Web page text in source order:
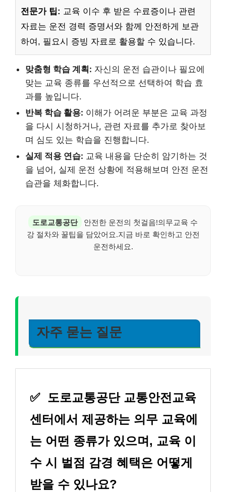
전문가 팁: 교육 이수 후 받은 수료증이나 관련
자료는 운전 경력 증명서와 함께 안전하게 보관
하여, 필요시 증빙 자료로 활용할 수 있습니다.
맞춤형 학습 계획: 자신의 운전 습관이나 필요에
맞는 교육 종류를 우선적으로 선택하여 학습 효
과를 높입니다.
반복 학습 활용: 이해가 어려운 부분은 교육 과정
을 다시 시청하거나, 관련 자료를 추가로 찾아보
며 심도 있는 학습을 진행합니다.
실제 적용 연습: 교육 내용을 단순히 암기하는 것
을 넘어, 실제 운전 상황에 적용해보며 안전 운전
습관을 체화합니다.
도로교통공단
안전한 운전의 첫걸음!의무교육 수
강 절차와 꿀팁을 담았어요.지금 바로 확인하고 안전
운전하세요.
자주 묻는 질문
✅ 도로교통공단 교통안전교육
센터에서 제공하는 의무 교육에
는 어떤 종류가 있으며, 교육 이
수 시 벌점 감경 혜택은 어떻게
받을 수 있나요?